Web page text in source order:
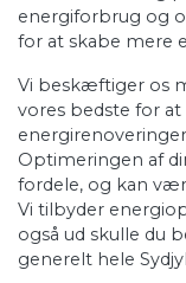
energiforbrug og
for at skabe mere
Vi beskæftiger os
vores bedste for
Optimeringen af
fordele, og kan
Vi tilbyder
også ud skulle du
generelt hele